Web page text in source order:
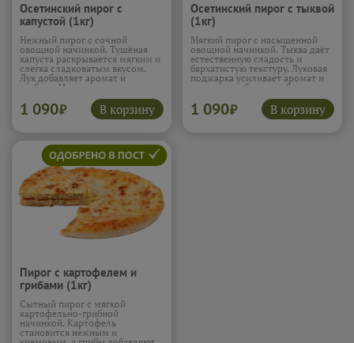
Осетинский пирог с
капустой (1кг)
Нежный пирог с сочной
овощной начинкой. Тушёная
капуста раскрывается мягким и
слегка сладковатым вкусом.
Лук добавляет аромат и
глубину. Начинка получается
сочной и насыщенной. Пирог
остаётся лёгким и домашним.
Подробнее...
1 090₽ В корзину
Осетинский пирог с тыквой
(1кг)
Мягкий пирог с насыщенной
овощной начинкой. Тыква даёт
естественную сладость и
бархатистую текстуру. Луковая
поджарка усиливает аромат и
делает вкус более глубоким.
Начинка получается сочной и
нежной. Пирог тёплый и
гармоничный.
Подробнее...
1 090₽ В корзину
Пирог с картофелем и
грибами (1кг)
Сытный пирог с мягкой
картофельно-грибной
начинкой. Картофель
становится нежным и